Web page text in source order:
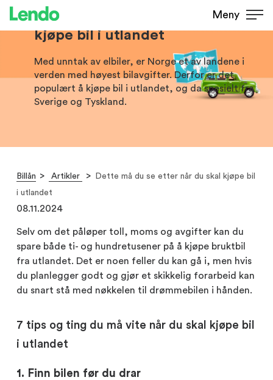
Meny
Dette må du se etter når du skal
kjøpe bil i utlandet
Med unntak av elbiler, er Norge et av landene i
verden med høyest bilavgifter. Derfor er det
populært å kjøpe bil i utlandet, og da spesielt fra
Sverige og Tyskland.
Billån Artikler
Dette må du se etter når du skal kjøpe bil
i utlandet
08.11.2024
Selv om det påløper toll, moms og avgifter kan du
spare både ti- og hundretusener på å kjøpe bruktbil
fra utlandet. Det er noen feller du kan gå i, men hvis
du planlegger godt og gjør et skikkelig forarbeid kan
du snart stå med nøkkelen til drømmebilen i hånden.
7 tips og ting du må vite når du skal kjøpe bil
i utlandet
1. Finn bilen før du drar